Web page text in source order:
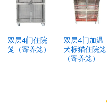
双层4门住院
笼（寄养笼）
双层4门加温
犬标猫住院笼
（寄养笼）